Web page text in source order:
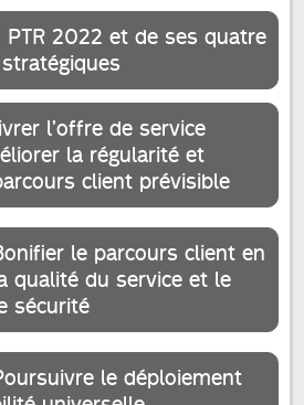
2022 et de ses quatre
l’offre de service
la régularité et
client prévisible
le parcours client en
qualité du service et le
sécurité
le déploiement